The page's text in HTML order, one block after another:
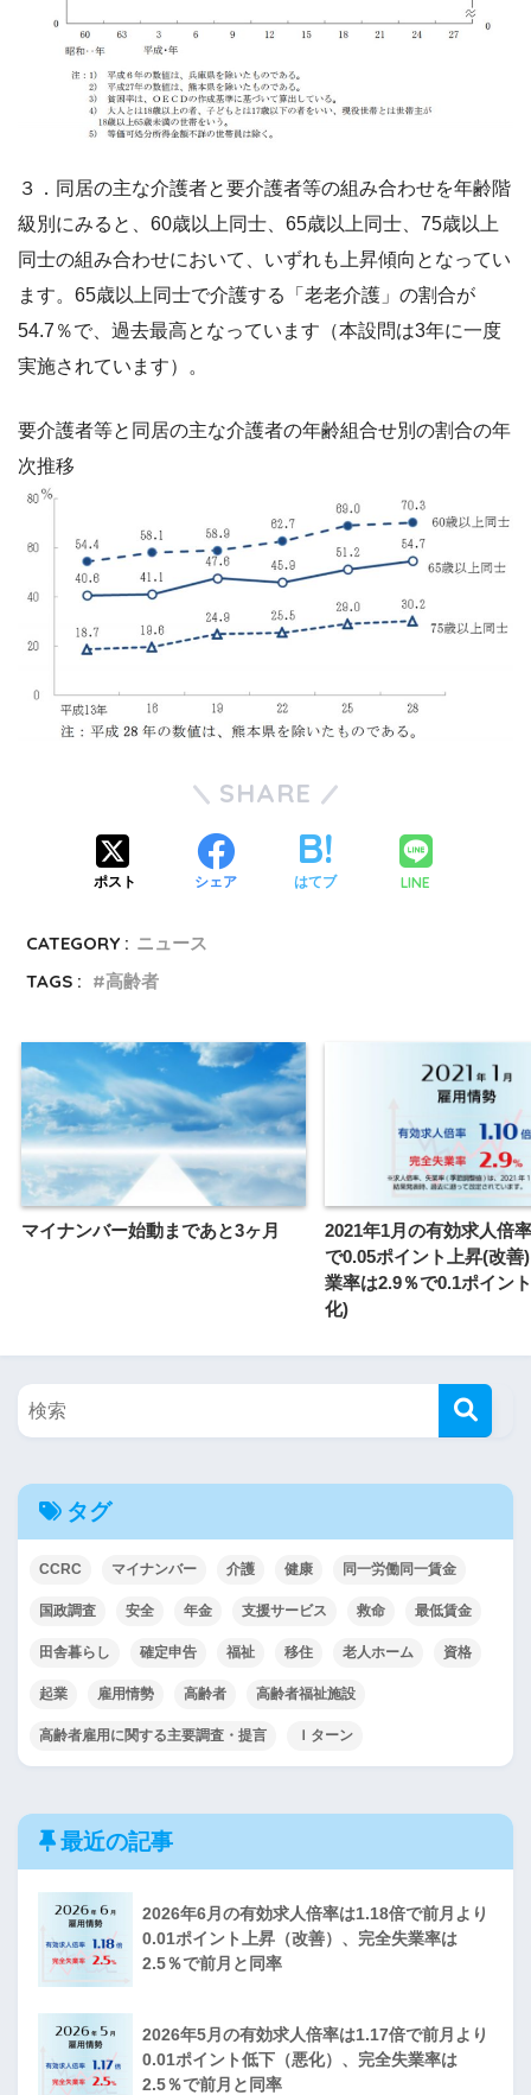
３．同居の主な介護者と要介護者等の組み合わせを年齢階
級別にみると、60歳以上同士、65歳以上同士、75歳以上
同士の組み合わせにおいて、いずれも上昇傾向となってい
ます。65歳以上同士で介護する「老老介護」の割合が
54.7％で、過去最高となっています（本設問は3年に一度
実施されています）。
要介護者等と同居の主な介護者の年齢組合せ別の割合の年
次推移
SHARE
ポスト シェア はてブ LINE
CATEGORY : ニュース
TAGS :
高齢者
マイナンバー始動まであと3ヶ月
2021年1月の有効求人倍
で0.05ポイント上昇(改善
業率は2.9％で0.1ポイン
化)
タグ
CCRC マイナンバー 介護 健康 同一労働同一賃金
国政調査 安全 年金 支援サービス 救命 最低賃金
田舎暮らし 確定申告 福祉 移住 老人ホーム 資格
起業 雇用情勢 高齢者 高齢者福祉施設
高齢者雇用に関する主要調査・提言 Ｉターン
最近の記事
2026年6月の有効求人倍率は1.18倍で前月より
0.01ポイント上昇（改善）、完全失業率は
2.5％で前月と同率
2026年5月の有効求人倍率は1.17倍で前月より
0.01ポイント低下（悪化）、完全失業率は
2.5％で前月と同率